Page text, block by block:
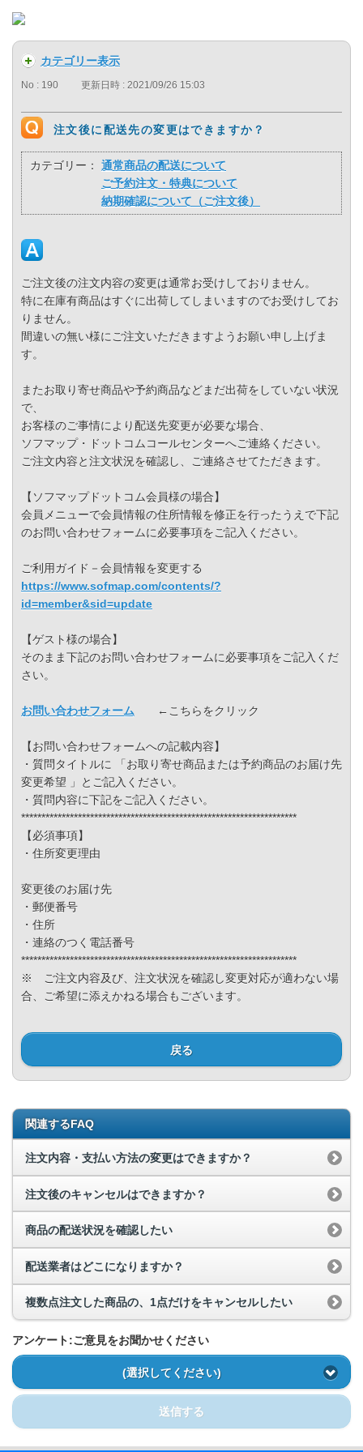
カテゴリー表示
No : 190 更新日時 : 2021/09/26 15:03
注文後に配送先の変更はできますか？
カテゴリー：
通常商品の配送について
ご予約注文・特典について
納期確認について（ご注文後）
ご注文後の注文内容の変更は通常お受けしておりません。
特に在庫有商品はすぐに出荷してしまいますのでお受けしてお
りません。
間違いの無い様にご注文いただきますようお願い申し上げま
す。
またお取り寄せ商品や予約商品などまだ出荷をしていない状況
で、
お客様のご事情により配送先変更が必要な場合、
ソフマップ・ドットコムコールセンターへご連絡ください。
ご注文内容と注文状況を確認し、ご連絡させてただきます。
【ソフマップドットコム会員様の場合】
会員メニューで会員情報の住所情報を修正を行ったうえで下記
のお問い合わせフォームに必要事項をご記入ください。
ご利用ガイド－会員情報を変更する
https://www.sofmap.com/contents/?
id=member&sid=update
【ゲスト様の場合】
そのまま下記のお問い合わせフォームに必要事項をご記入くだ
さい。
お問い合わせフォーム ←こちらをクリック
【お問い合わせフォームへの記載内容】
・質問タイトルに 「お取り寄せ商品または予約商品のお届け先
変更希望 」とご記入ください。
・質問内容に下記をご記入ください。
********************************************************************
【必須事項】
・住所変更理由
変更後のお届け先
・郵便番号
・住所
・連絡のつく電話番号
********************************************************************
※ ご注文内容及び、注文状況を確認し変更対応が適わない場
合、ご希望に添えかねる場合もございます。
戻る
関連するFAQ
注文内容・支払い方法の変更はできますか？
注文後のキャンセルはできますか？
商品の配送状況を確認したい
配送業者はどこになりますか？
複数点注文した商品の、1点だけをキャンセルしたい
アンケート:ご意見をお聞かせください
(選択してください)
送信する